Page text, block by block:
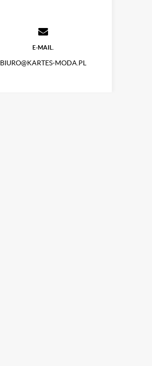
E-MAIL.
BIURO@KARTES-MODA.PL